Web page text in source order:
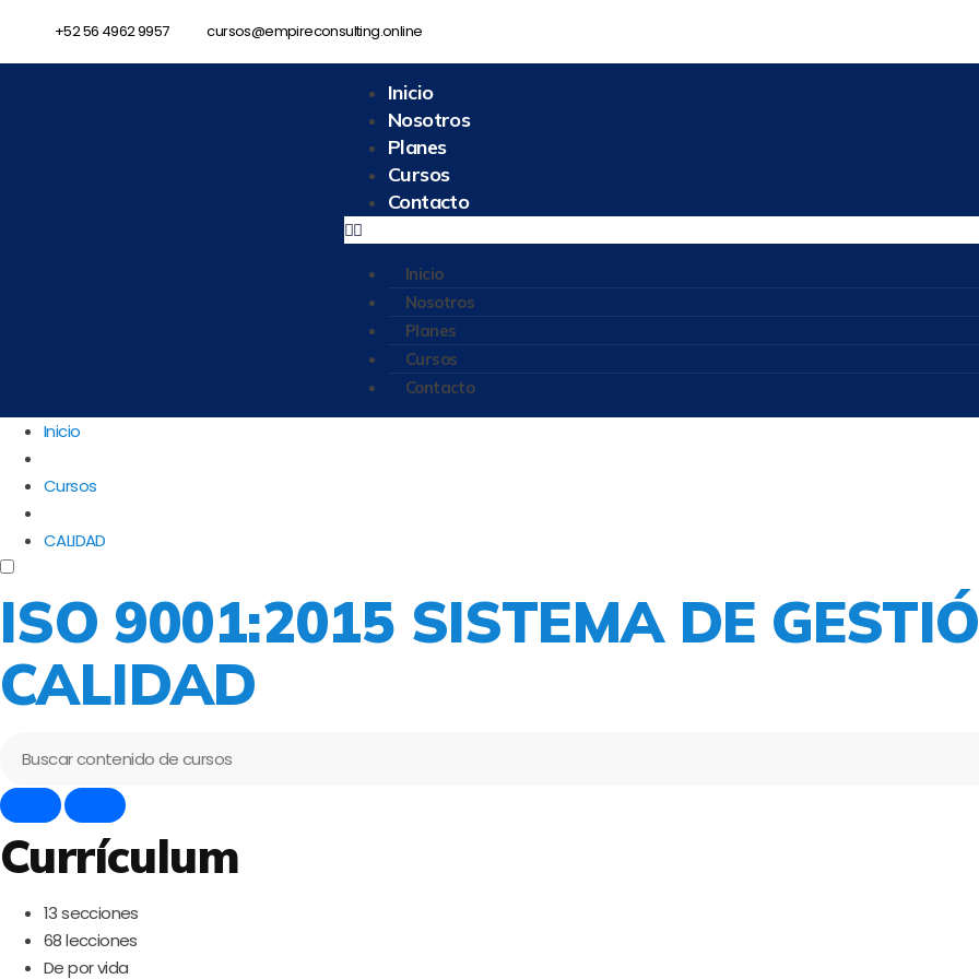
+52 56 4962 9957 cursos@empireconsulting.online
Inicio
Nosotros
Planes
Cursos
Contacto
Inicio
Nosotros
Planes
Cursos
Contacto
Inicio
Cursos
CALIDAD
ISO 9001:2015 SISTEMA DE
CALIDAD
Currículum
13 secciones
68 lecciones
De por vida